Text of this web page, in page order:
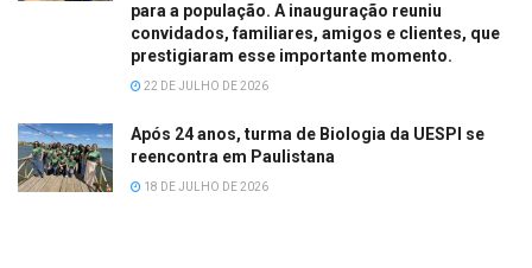
para a população. A inauguração reuniu
convidados, familiares, amigos e clientes, que
prestigiaram esse importante momento.
22 DE JULHO DE 2026
Após 24 anos, turma de Biologia da UESPI se
reencontra em Paulistana
18 DE JULHO DE 2026